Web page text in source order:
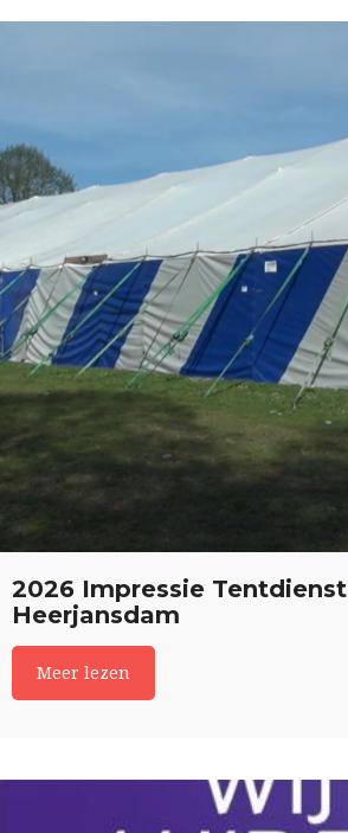
2026 Impressie Tentdienst
Heerjansdam
Meer lezen